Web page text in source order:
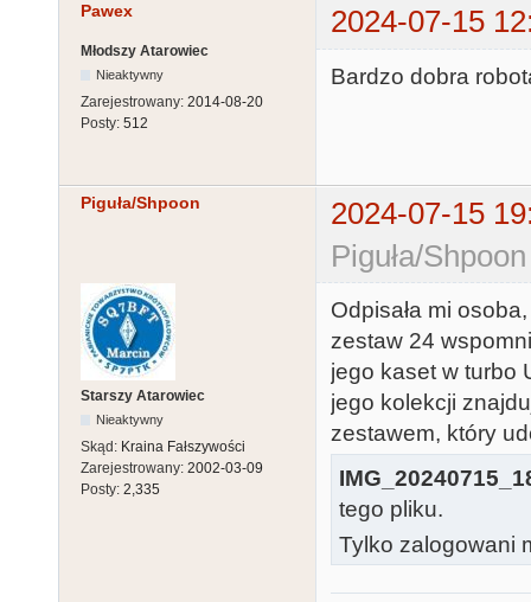
Pawex 2024-07-15
Młodszy Atarowiec
Nieaktywny
Zarejestrowany: 2014-08-20
Posty: 512
Bardzo dobra
Piguła/Shpoon
2024-07-15
Piguła/
Starszy Atarowiec
Nieaktywny
Skąd: Kraina Fałszywości
Zarejestrowany: 2002-03-09
Posty: 2,335
Odpisała mi
zestaw 24
jego kaset w turbo
jego kolekcji
zestawem, który
tego pliku.
Tylko zalogowani